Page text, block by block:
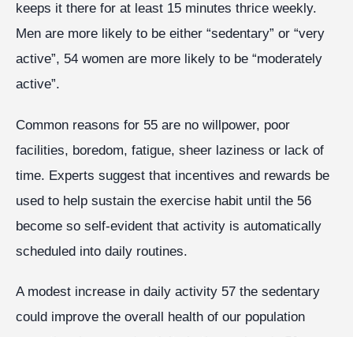
keeps it there for at least 15 minutes thrice weekly.
Men are more likely to be either “sedentary” or “very
active”, 54 women are more likely to be “moderately
active”.
Common reasons for 55 are no willpower, poor
facilities, boredom, fatigue, sheer laziness or lack of
time. Experts suggest that incentives and rewards be
used to help sustain the exercise habit until the 56
become so self-evident that activity is automatically
scheduled into daily routines.
A modest increase in daily activity 57 the sedentary
could improve the overall health of our population